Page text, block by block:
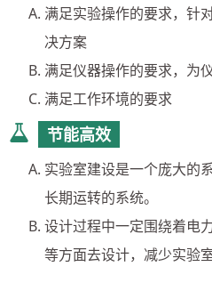
满足实验操作的要求，针
决方案
满足仪器操作的要求，为
满足工作环境的要求
节能高效
实验室建设是一个庞大的
长期运转的系统。
设计过程中一定围绕着电
等方面去设计，减少实验